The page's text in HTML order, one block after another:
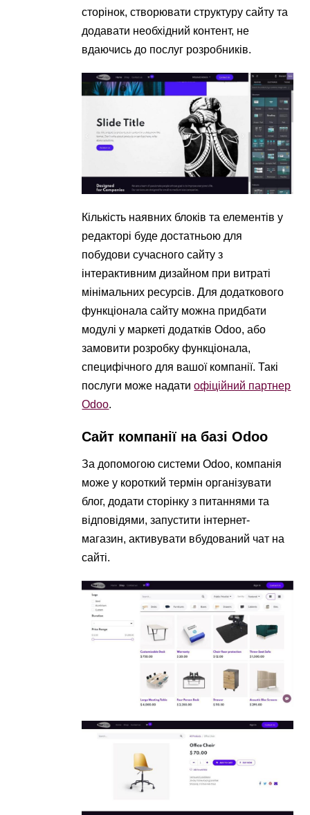
сторінок, створювати структуру сайту та
додавати необхідний контент, не
вдаючись до послуг розробників.
Кількість наявних блоків та елементів у
редакторі буде достатньою для
побудови сучасного сайту з
інтерактивним дизайном при витраті
мінімальних ресурсів. Для додаткового
функціонала сайту можна придбати
модулі у маркеті додатків Odoo, або
замовити розробку функціонала,
специфічного для вашої компанії. Такі
послуги може надатиофіційний партнер
Odoo.
Сайт компанії на базі Odoo
За допомогою системи Odoo, компанія
може у короткий термін організувати
блог, додати сторінку з питаннями та
відповідями, запустити інтернет-
магазин, активувати вбудований чат на
сайті.